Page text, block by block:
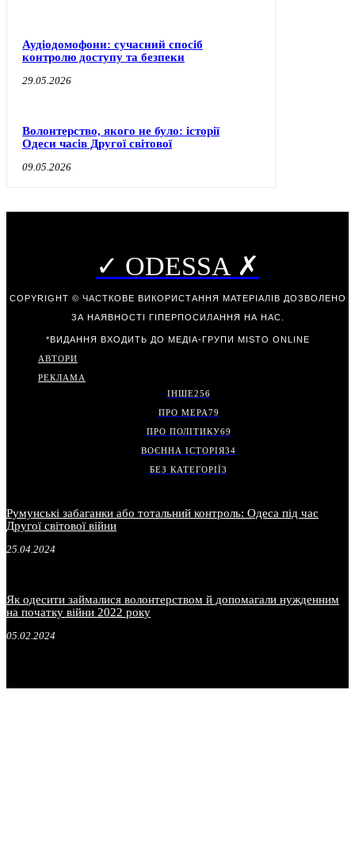
Аудіодомофони: сучасний спосіб
контролю доступу та безпеки
29.05.2026
Волонтерство, якого не було: історії
Одеси часів Другої світової
09.05.2026
✓ ODESSA ✗
COPYRIGHT © ЧАСТКОВЕ ВИКОРИСТАННЯ МАТЕРІАЛІВ ДОЗВОЛЕНО
ЗА НАЯВНОСТІ ГІПЕРПОСИЛАННЯ НА НАС.
*ВИДАННЯ ВХОДИТЬ ДО МЕДІА-ГРУПИ MISTO ONLINE
АВТОРИ
РЕКЛАМА
ІНШЕ256
ПРО МЕРА79
ПРО ПОЛІТИКУ69
ВОЄННА ІСТОРІЯ34
БЕЗ КАТЕГОРІЇ3
Румунські забаганки або тотальний контроль: Одеса під час
Другої світової війни
25.04.2024
Як одесити займалися волонтерством й допомагали нужденним
на початку війни 2022 року
05.02.2024